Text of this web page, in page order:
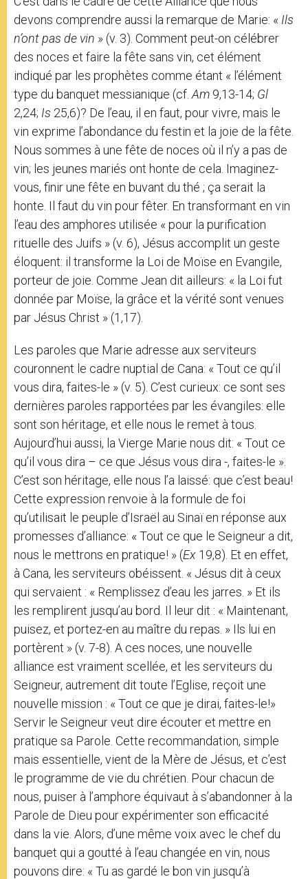
devons comprendre aussi la remarque de Marie: « Ils
n’ont pas de vin » (v. 3). Comment peut-on célébrer
des noces et faire la fête sans vin, cet élément
indiqué par les prophètes comme étant « l’élément
type du banquet messianique (cf. Am 9,13-14; Gl
2,24; Is 25,6)? De l’eau, il en faut, pour vivre, mais le
vin exprime l’abondance du festin et la joie de la fête.
Nous sommes à une fête de noces où il n’y a pas de
vin; les jeunes mariés ont honte de cela. Imaginez-
vous, finir une fête en buvant du thé ; ça serait la
honte. Il faut du vin pour fêter. En transformant en vin
l’eau des amphores utilisée « pour la purification
rituelle des Juifs » (v. 6), Jésus accomplit un geste
éloquent: il transforme la Loi de Moïse en Evangile,
porteur de joie. Comme Jean dit ailleurs: « la Loi fut
donnée par Moïse, la grâce et la vérité sont venues
par Jésus Christ » (1,17).
Les paroles que Marie adresse aux serviteurs
couronnent le cadre nuptial de Cana: « Tout ce qu’il
vous dira, faites-le » (v. 5). C’est curieux: ce sont ses
dernières paroles rapportées par les évangiles: elle
sont son héritage, et elle nous le remet à tous.
Aujourd’hui aussi, la Vierge Marie nous dit: « Tout ce
qu’il vous dira – ce que Jésus vous dira -, faites-le ».
C’est son héritage, elle nous l’a laissé: que c’est beau!
Cette expression renvoie à la formule de foi
qu’utilisait le peuple d’Israël au Sinaï en réponse aux
promesses d’alliance: « Tout ce que le Seigneur a dit,
nous le mettrons en pratique! » (Ex 19,8). Et en effet,
à Cana, les serviteurs obéissent. « Jésus dit à ceux
qui servaient : « Remplissez d’eau les jarres. » Et ils
les remplirent jusqu’au bord. Il leur dit : « Maintenant,
puisez, et portez-en au maître du repas. » Ils lui en
portèrent » (v. 7-8). A ces noces, une nouvelle
alliance est vraiment scellée, et les serviteurs du
Seigneur, autrement dit toute l’Eglise, reçoit une
nouvelle mission : « Tout ce que je dirai, faites-le!»
Servir le Seigneur veut dire écouter et mettre en
pratique sa Parole. Cette recommandation, simple
mais essentielle, vient de la Mère de Jésus, et c’est
le programme de vie du chrétien. Pour chacun de
nous, puiser à l’amphore équivaut à s’abandonner à la
Parole de Dieu pour expérimenter son efficacité
dans la vie. Alors, d’une même voix avec le chef du
banquet qui a goutté à l’eau changée en vin, nous
pouvons dire: « Tu as gardé le bon vin jusqu’à